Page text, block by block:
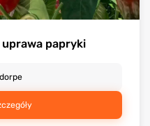
papryki